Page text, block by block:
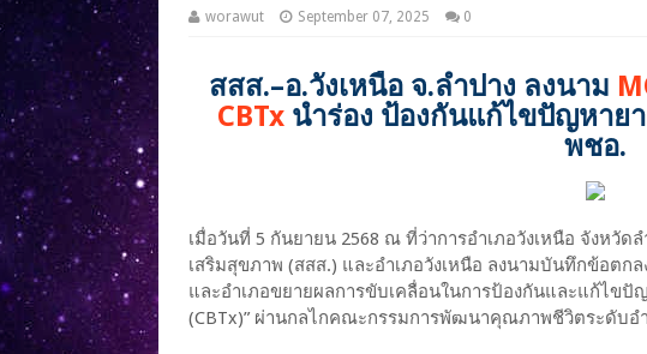
worawut September 07, 2025 0
สสส.–อ.วังเหนือ จ.ลำปาง ลงนาม
CBTx นำร่อง ป้องกันแก้ไขปัญหาย
พชอ.
เมื่อวันที่ 5 กันยายน 2568 ณ ที่ว่าการอำเภอวังเหนือ จังหวั
เสริมสุขภาพ (สสส.) และอำเภอวังเหนือ ลงนามบันทึกข้อตก
และอำเภอขยายผลการขับเคลื่อนในการป้องกันและแก้ไข
(CBTx)” ผ่านกลไกคณะกรรมการพัฒนาคุณภาพชีวิตระดับอ